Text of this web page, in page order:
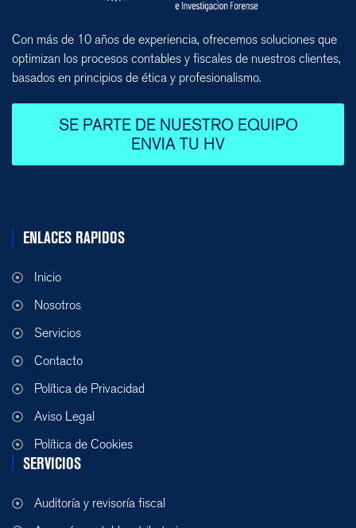
Con más de 10 años de experiencia, ofrecemos soluciones que
optimizan los procesos contables y fiscales de nuestros clientes,
basados en principios de ética y profesionalismo.
SE PARTE DE NUESTRO EQUIPO
ENVIA TU HV
ENLACES RAPIDOS
Inicio
Nosotros
Servicios
Contacto
Política de Privacidad
Aviso Legal
Política de Cookies
SERVICIOS
Auditoría y revisoría fiscal